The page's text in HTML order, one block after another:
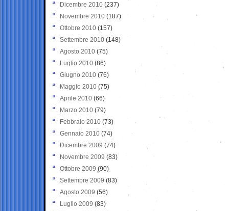
Dicembre 2010 (237)
Novembre 2010 (187)
Ottobre 2010 (157)
Settembre 2010 (148)
Agosto 2010 (75)
Luglio 2010 (86)
Giugno 2010 (76)
Maggio 2010 (75)
Aprile 2010 (66)
Marzo 2010 (79)
Febbraio 2010 (73)
Gennaio 2010 (74)
Dicembre 2009 (74)
Novembre 2009 (83)
Ottobre 2009 (90)
Settembre 2009 (83)
Agosto 2009 (56)
Luglio 2009 (83)